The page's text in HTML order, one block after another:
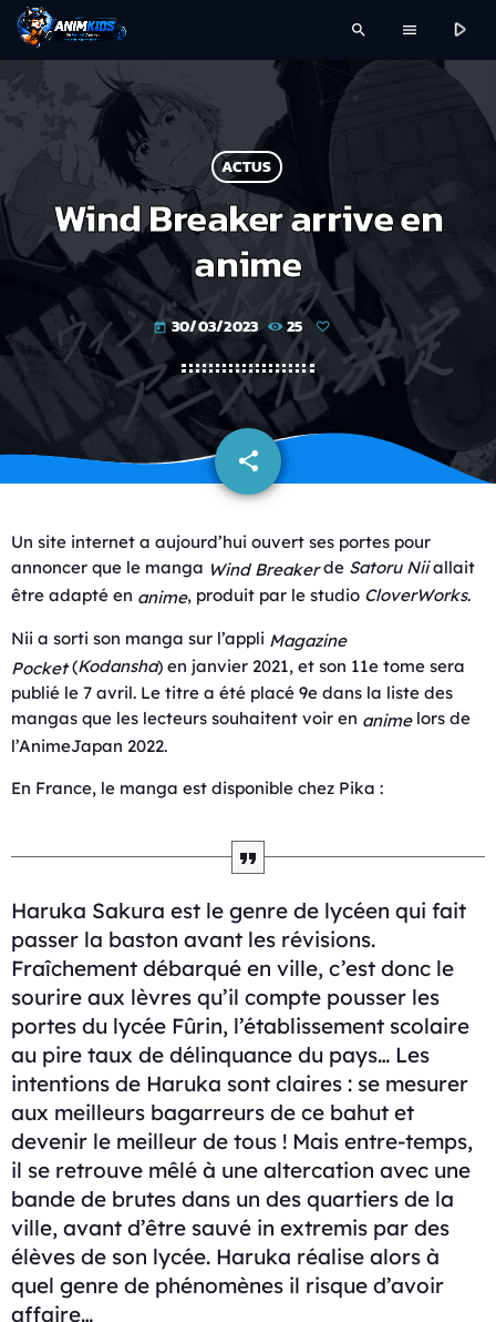
search menu play_arrow
ACTUS
Wind Breaker arrive en
anime
today 30/03/2023 25
share
email
Un site internet a aujourd’hui ouvert ses portes pour
annoncer que le manga Wind Breakerde Satoru Niiallait
être adapté en anime, produit par le studio CloverWorks.
Nii a sorti son manga sur l’appli Magazine
Pocket(Kodansha) en janvier 2021, et son 11e tome sera
publié le 7 avril. Le titre a été placé 9e dans la liste des
mangas que les lecteurs souhaitent voir en animelors de
l’AnimeJapan 2022.
En France, le manga est disponible chez Pika :
Haruka Sakura est le genre de lycéen qui fait
passer la baston avant les révisions.
Fraîchement débarqué en ville, c’est donc le
sourire aux lèvres qu’il compte pousser les
portes du lycée Fûrin, l’établissement scolaire
au pire taux de délinquance du pays… Les
intentions de Haruka sont claires : se mesurer
aux meilleurs bagarreurs de ce bahut et
devenir le meilleur de tous ! Mais entre-temps,
il se retrouve mêlé à une altercation avec une
bande de brutes dans un des quartiers de la
ville, avant d’être sauvé in extremis par des
élèves de son lycée. Haruka réalise alors à
quel genre de phénomènes il risque d’avoir
affaire…